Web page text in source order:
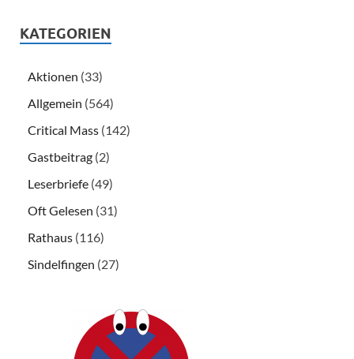
KATEGORIEN
Aktionen (33)
Allgemein (564)
Critical Mass (142)
Gastbeitrag (2)
Leserbriefe (49)
Oft Gelesen (31)
Rathaus (116)
Sindelfingen (27)